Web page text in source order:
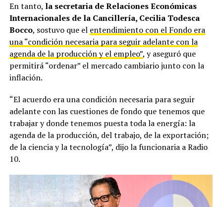
En tanto, la secretaria de Relaciones Económicas
Internacionales de la Cancillería, Cecilia Todesca
Bocco, sostuvo que el entendimiento con el Fondo era
una “condición necesaria para seguir adelante con la
agenda de la producción y el empleo”, y aseguró que
permitirá “ordenar” el mercado cambiario junto con la
inflación.
“El acuerdo era una condición necesaria para seguir
adelante con las cuestiones de fondo que tenemos que
trabajar y donde tenemos puesta toda la energía: la
agenda de la producción, del trabajo, de la exportación;
de la ciencia y la tecnología”, dijo la funcionaria a Radio
10.